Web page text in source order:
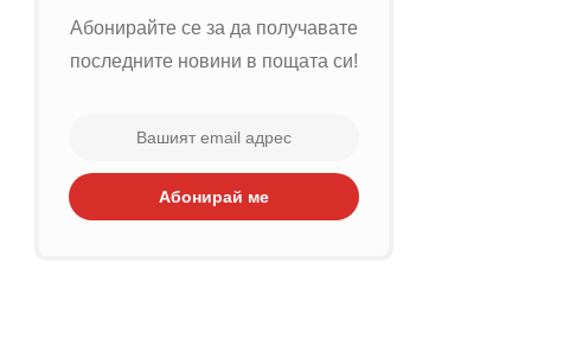
Абонирайте се за да получавате
последните новини в пощата си!
Абонирай ме